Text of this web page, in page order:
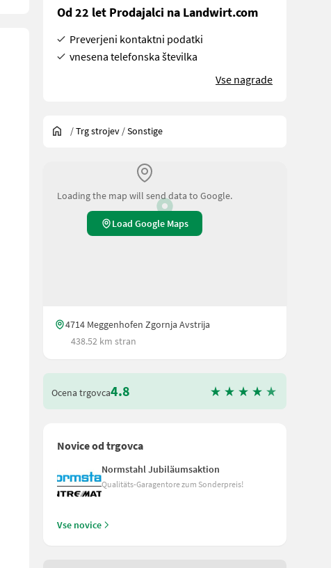
Od 22 let Prodajalci na Landwirt.com
Preverjeni kontaktni podatki
vnesena telefonska številka
Vse nagrade
/Trg strojev /Sonstige
Loading the map will send data to Google.
Load Google Maps
4714 Meggenhofen Zgornja Avstrija
438.52 km stran
Ocena trgovca4.8
Novice od trgovca
Normstahl Jubiläumsaktion
Qualitäts-Garagentore zum Sonderpreis!
Vse novice